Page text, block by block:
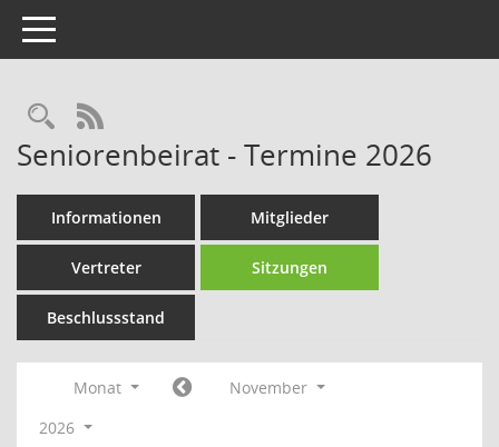
Toggle navigation
Rechercheauswahl
RSS-Feed
Seniorenbeirat - Termine 2026
Informationen Mitglieder
Vertreter Sitzungen
Beschlussstand
Monat
November
2026